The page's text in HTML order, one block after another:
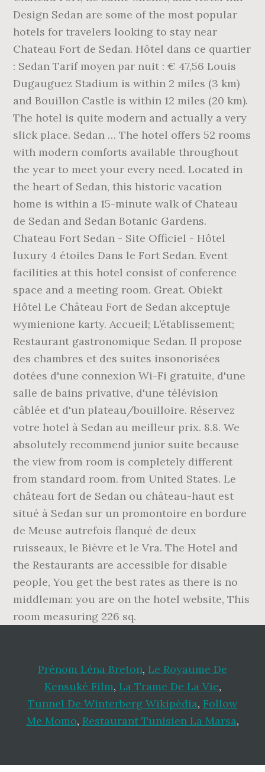
Prénom Léna Breton, Le Royaume De
Kensuké Film, La Trame De La Vie,
Tunnel De Winterberg Wikipédia, Follow
Me Momo, Restaurant Tunisien La Marsa,